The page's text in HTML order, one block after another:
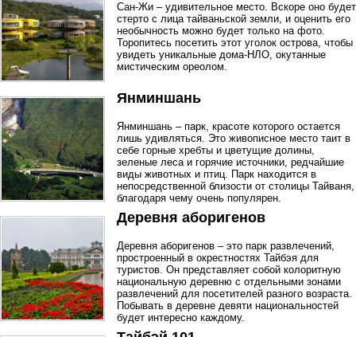
Сан-Жи – удивительное место. Вскоре оно будет
стерто с лица тайваньской земли, и оценить его
необычность можно будет только на фото.
Торопитесь посетить этот уголок острова, чтобы
увидеть уникальные дома-НЛО, окутанные
мистическим ореолом.
Янминшань
Янминшань – парк, красоте которого остается
лишь удивляться. Это живописное место таит в
себе горные хребты и цветущие долины,
зеленые леса и горячие источники, редчайшие
виды животных и птиц. Парк находится в
непосредственной близости от столицы Тайваня,
благодаря чему очень популярен.
Деревня аборигенов
Деревня аборигенов – это парк развлечений,
простроенный в окрестностях Тайбэя для
туристов. Он представляет собой колоритную
национальную деревню с отдельными зонами
развлечений для посетителей разного возраста.
Побывать в деревне девяти национальностей
будет интересно каждому.